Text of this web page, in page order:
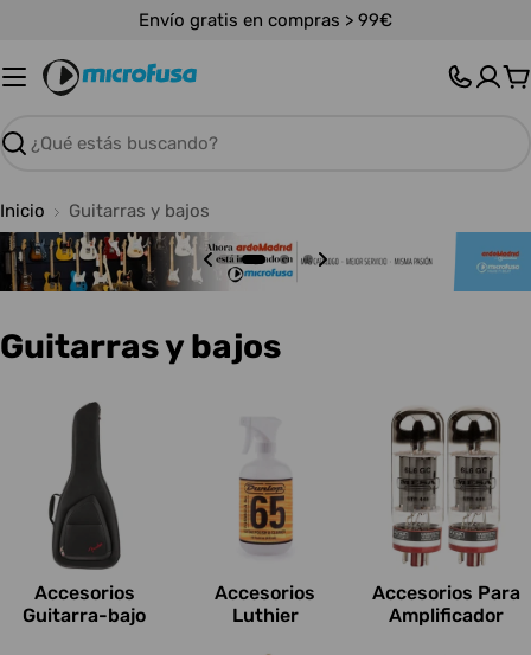
contenido
Envío gratis en compras > 99€
Buscar
Inicio Guitarras y bajos
C
Guitarras y bajos
Accesorios
Guitarra-bajo
Accesorios
Luthier
Accesorios Para
Amplificador